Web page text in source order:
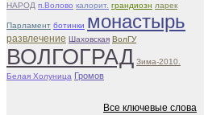
НАРОД п.Волово калорит. грандиозн ларек
Парламент ботинки монастырь
развлечение Шаховская ВолГУ
ВОЛГОГРАД Зима-2010.
Белая Холуница Громов
Все ключевые слова